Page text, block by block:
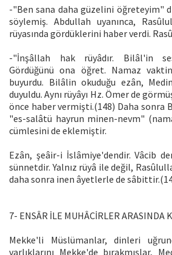
-"Ben sana daha güzelini öğreteyim"
söylemiş. Abdullah uyanınca,
rüyasında gördüklerini haber verdi.
-"İnşâllah hak rüyâdır. Bilâl'in
Gördüğünü ona öğret. Namaz
buyurdu. Bilâlin okuduğu ezân,
duyuldu. Aynı rüyâyı Hz. Ömer de
önce haber vermişti.(148) Daha sonra
"es-salâtü hayrun minen-nevm"
cümlesini de eklemiştir.
Ezân, şeâir-i İslâmiye'dendir. Vâcib
sünnetdir. Yalnız rüyâ ile değil,
daha sonra inen âyetlerle de
7- ENSÂR İLE MUHÂCİRLER ARASINDA
Mekke'li Müslümanlar, dinleri
varlıklarını Mekke'de bırakmışlar,